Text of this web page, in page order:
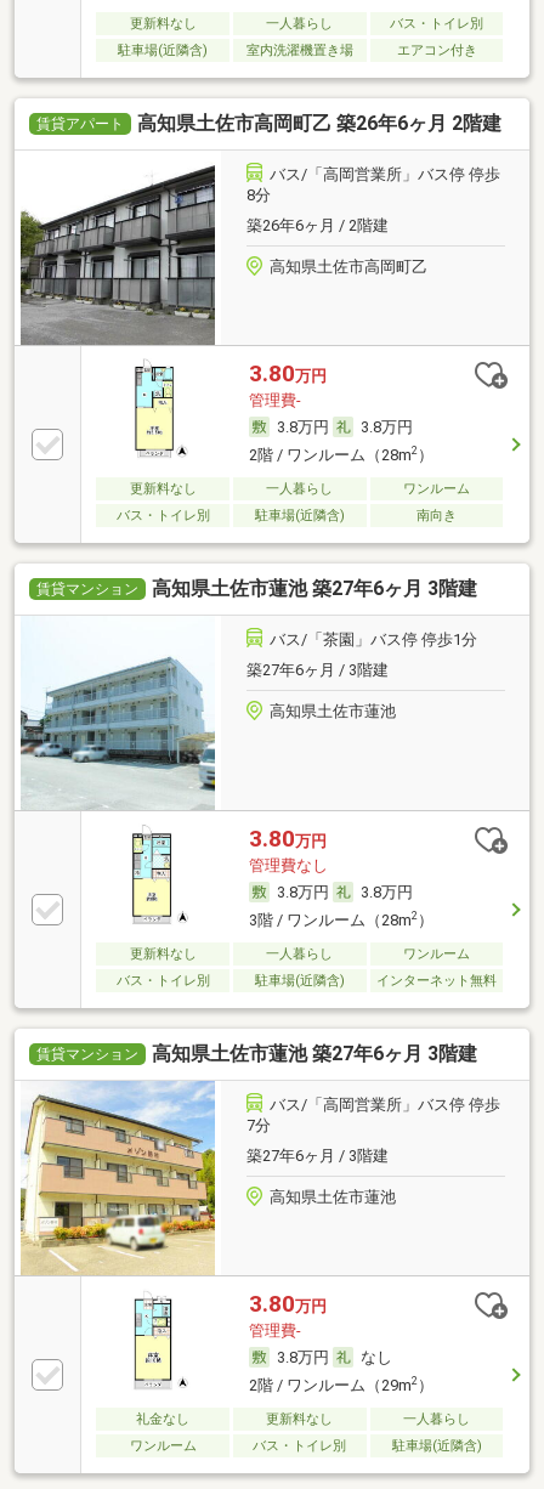
更新料なし 一人暮らし
バス・トイレ別
駐車場(近隣含)
室内洗濯機置き場 エアコン付き
賃貸アパート 高知県土佐市高岡町乙 築26年6ヶ月 2階建
バス/「高岡営業所」バス停 停歩
8分
築26年6ヶ月 / 2階建
高知県土佐市高岡町乙
3.80万円
管理費-
3.8万円
3.8万円
2階 / ワンルーム（28m2）
更新料なし 一人暮らし
ワンルーム
バス・トイレ別
駐車場(近隣含) 南向き
賃貸マンション 高知県土佐市蓮池 築27年6ヶ月 3階建
バス/「茶園」バス停 停歩1分
築27年6ヶ月 / 3階建
高知県土佐市蓮池
3.80万円
管理費なし
3.8万円
3.8万円
3階 / ワンルーム（28m2）
更新料なし 一人暮らし
ワンルーム
バス・トイレ別
駐車場(近隣含) インターネット無料
賃貸マンション 高知県土佐市蓮池 築27年6ヶ月 3階建
バス/「高岡営業所」バス停 停歩
7分
築27年6ヶ月 / 3階建
高知県土佐市蓮池
3.80万円
管理費-
3.8万円
なし
2階 / ワンルーム（29m2）
礼金なし 更新料なし
一人暮らし
ワンルーム
バス・トイレ別 駐車場(近隣含)